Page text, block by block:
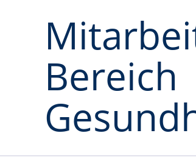
Bereich